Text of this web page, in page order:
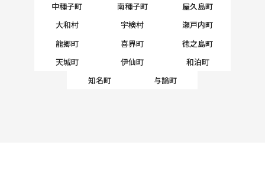
中種子町
南種子町
屋久島町
大和村
宇検村
瀬戸内町
龍郷町
喜界町
徳之島町
天城町
伊仙町
和泊町
知名町
与論町